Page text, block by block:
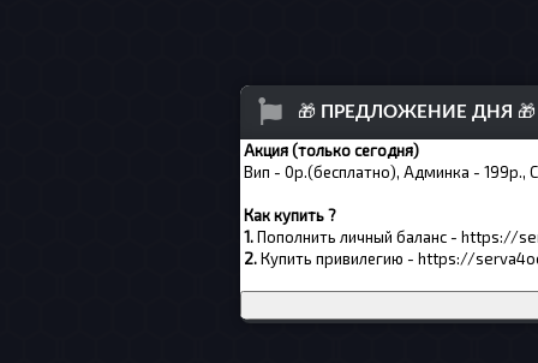
🎁 ПРЕДЛОЖЕНИЕ ДНЯ 🎁
Акция (только сегодня)
Вип - 0р.(бесплатно), Админка - 199р.,
Как купить ?
1.Пополнить личный баланс - https://
2.Купить привилегию - https://